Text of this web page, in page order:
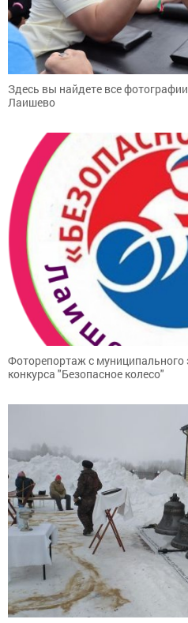
Здесь вы найдете все
Лаишево
Фоторепортаж с муниципального
конкурса "Безопасное колесо"